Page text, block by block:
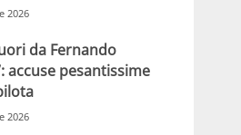
2026
da Fernando
accuse pesantissime
2026